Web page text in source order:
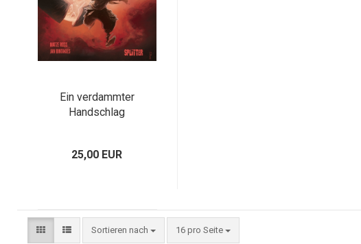
Ein verdammter
Handschlag
25,00 EUR
Sortieren nach 16 pro Seite